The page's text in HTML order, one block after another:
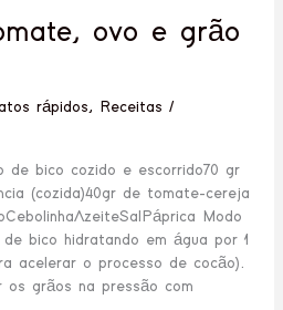
ovo e grão
rápidos, Receitas /
de bico cozido e escorrido70 gr
(cozida)40gr de tomate-cereja
‌Modo
bico hidratando em água por 1
acelerar o processo de cocão).
os grãos na pressão com